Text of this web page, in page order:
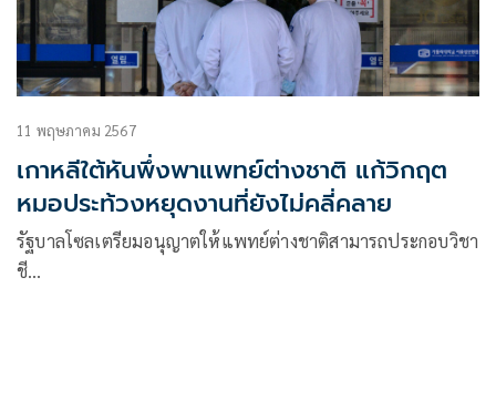
11 พฤษภาคม 2567
เกาหลีใต้หันพึ่งพาแพทย์ต่างชาติ แก้วิกฤต
หมอประท้วงหยุดงานที่ยังไม่คลี่คลาย
รัฐบาลโซลเตรียมอนุญาตให้แพทย์ต่างชาติสามารถประกอบวิชา
ชี…